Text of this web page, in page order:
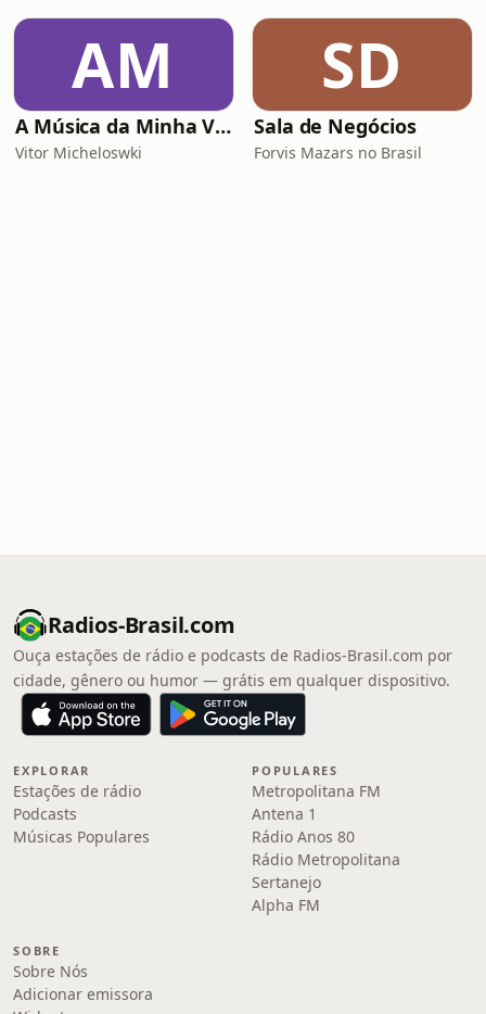
AM
A Música da Minha Vida Com Renato Gaúcho
Vitor Micheloswki
SD
Sala de Negócios
Forvis Mazars no Brasil
Radios-Brasil.com
Ouça estações de rádio e podcasts de Radios-Brasil.com por
cidade, gênero ou humor — grátis em qualquer dispositivo.
EXPLORAR
Estações de rádio
Podcasts
Músicas Populares
POPULARES
Metropolitana FM
Antena 1
Rádio Anos 80
Rádio Metropolitana
Sertanejo
Alpha FM
SOBRE
Sobre Nós
Adicionar emissora